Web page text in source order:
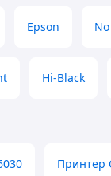
Epson
Hi-Black
Принтер